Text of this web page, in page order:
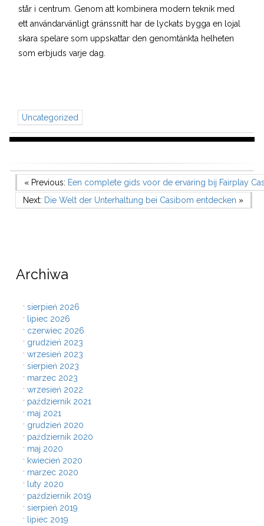
står i centrum. Genom att kombinera modern teknik med
ett användarvänligt gränssnitt har de lyckats bygga en lojal
skara spelare som uppskattar den genomtänkta helheten
som erbjuds varje dag.
Uncategorized
Nawigacja
wpisu
Previous Post
« Previous: Een complete gids voor de ervaring bij Fairplay
Next Post
Next: Die Welt der Unterhaltung bei Casibom entdecken »
Archiwa
sierpień 2026
lipiec 2026
czerwiec 2026
grudzień 2023
wrzesień 2023
sierpień 2023
marzec 2023
wrzesień 2022
październik 2021
maj 2021
grudzień 2020
październik 2020
maj 2020
kwiecień 2020
marzec 2020
luty 2020
październik 2019
sierpień 2019
lipiec 2019